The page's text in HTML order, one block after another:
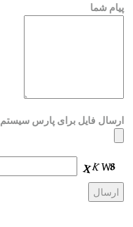
پیام شما
ارسال فایل برای پارس سیستم